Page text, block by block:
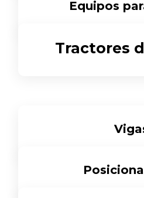
Equipos
Tractores